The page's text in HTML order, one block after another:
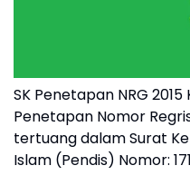
SK Penetapan NRG
Penetapan Nomor
tertuang dalam Surat
Islam (Pendis) Nomor: